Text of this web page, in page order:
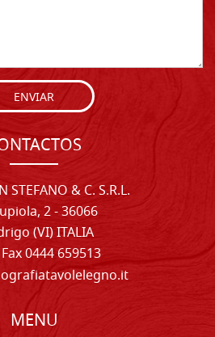
ENVIAR
STEFANO & C. S.R.L.
2 - 36066
(VI) ITALIA
0444 659513
MENU